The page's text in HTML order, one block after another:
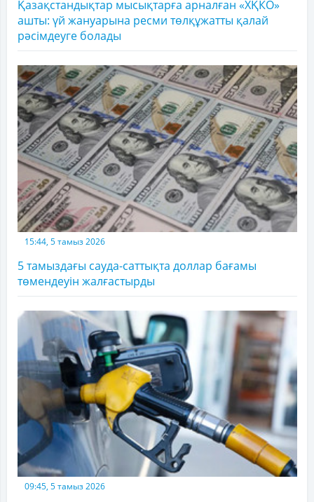
Қазақстандықтар мысықтарға арналған «ХҚКО»
ашты: үй жануарына ресми төлқұжатты қалай
рәсімдеуге болады
15:44, 5 тамыз 2026
5 тамыздағы сауда-саттықта доллар бағамы
төмендеуін жалғастырды
09:45, 5 тамыз 2026